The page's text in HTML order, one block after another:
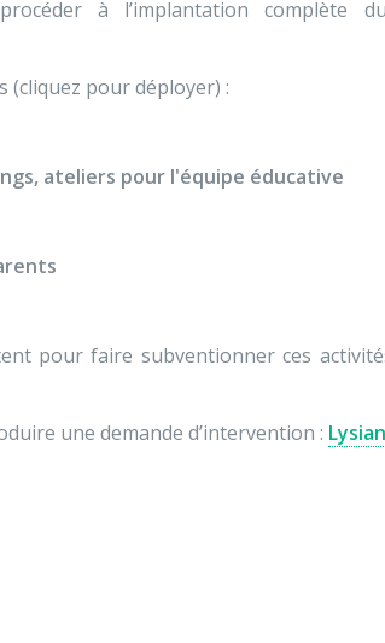
à l’implantation complète
(cliquez pour déployer) :
ateliers pour l'équipe éducative
pour faire subventionner ces
une demande d’intervention :